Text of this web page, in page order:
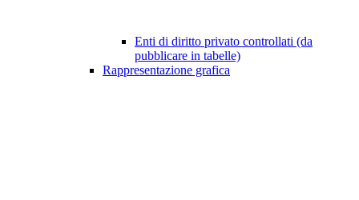
Enti di diritto privato controllati (da
pubblicare in tabelle)
Rappresentazione grafica